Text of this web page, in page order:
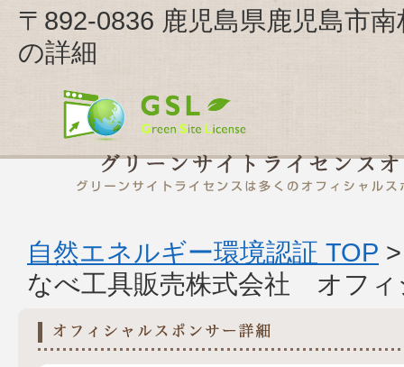
〒892-0836 鹿児島県鹿児島市
の詳細
自然エネルギー環境認証 TOP
なべ工具販売株式会社 オフィ